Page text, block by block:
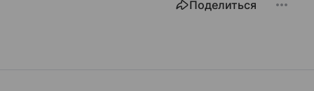
Поделиться